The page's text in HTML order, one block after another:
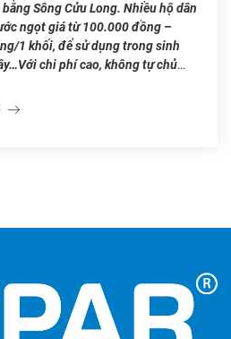
Sông Cửu Long. Nhiều hộ dân
ngọt giá từ 100.000 đồng –
1 khối, để sử dụng trong sinh
chi phí cao, không tự chủ
[…]